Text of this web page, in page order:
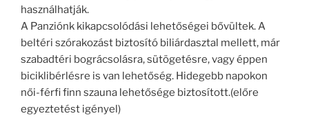
használhatják.
A Panziónk kikapcsolódási lehetőségei bővültek. A
beltéri szórakozást biztosító biliárdasztal mellett, már
szabadtéri bográcsolásra, sütögetésre, vagy éppen
biciklibérlésre is van lehetőség. Hidegebb napokon
női-férfi finn szauna lehetősége biztosított.(előre
egyeztetést igényel)